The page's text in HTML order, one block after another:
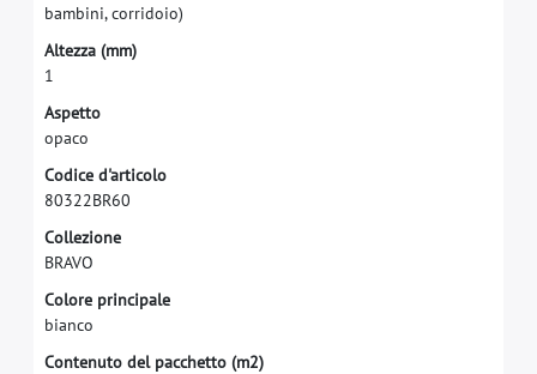
bambini, corridoio)
Altezza (mm)
1
Aspetto
opaco
Codice d'articolo
80322BR60
Collezione
BRAVO
Colore principale
bianco
Contenuto del pacchetto (m2)